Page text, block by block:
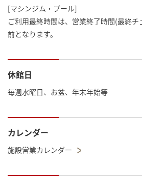
[マシンジム・プール]
ご利用最終時間は、営業終了時間(最終
前となります。
休館日
毎週水曜日、お盆、年末年始等
カレンダー
施設営業カレンダー